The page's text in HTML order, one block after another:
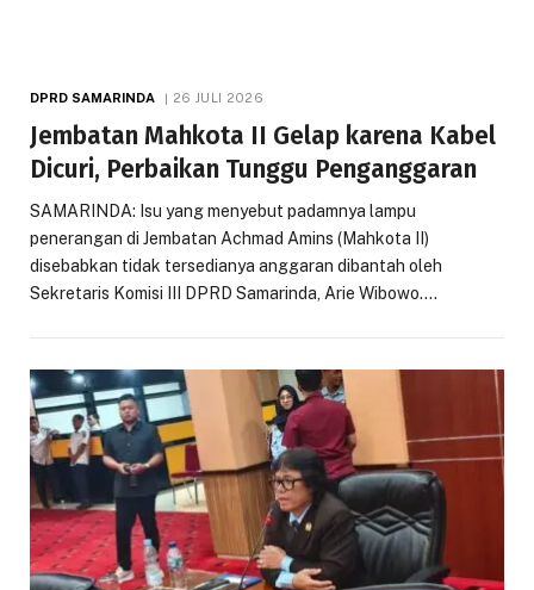
DPRD SAMARINDA 26 JULI 2026
Jembatan Mahkota II Gelap karena Kabel
Dicuri, Perbaikan Tunggu Penganggaran
SAMARINDA: Isu yang menyebut padamnya lampu
penerangan di Jembatan Achmad Amins (Mahkota II)
disebabkan tidak tersedianya anggaran dibantah oleh
Sekretaris Komisi III DPRD Samarinda, Arie Wibowo.…